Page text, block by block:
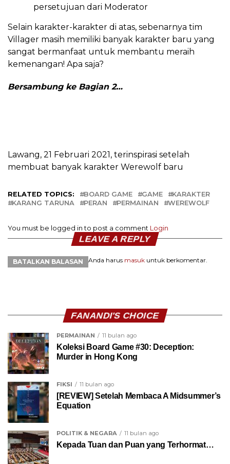
persetujuan dari Moderator
Selain karakter-karakter di atas, sebenarnya tim
Villager masih memiliki banyak karakter baru yang
sangat bermanfaat untuk membantu meraih
kemenangan! Apa saja?
Bersambung ke Bagian 2…
Lawang, 21 Februari 2021, terinspirasi setelah
membuat banyak karakter Werewolf baru
RELATED TOPICS: BOARD GAME GAME
KARAKTER
KARANG TARUNA
PERAN PERMAINAN WEREWOLF
You must be logged in to post a comment Login
LEAVE A REPLY
BATALKAN BALASAN Anda harus masuk untuk berkomentar.
FANANDI'S CHOICE
PERMAINAN 11 bulan ago
Koleksi Board Game #30: Deception:
Murder in Hong Kong
FIKSI 11 bulan ago
[REVIEW] Setelah Membaca A Midsummer’s
Equation
POLITIK & NEGARA 11 bulan ago
Kepada Tuan dan Puan yang Terhormat…